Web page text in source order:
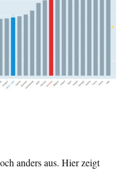
anders aus. Hier zeigt